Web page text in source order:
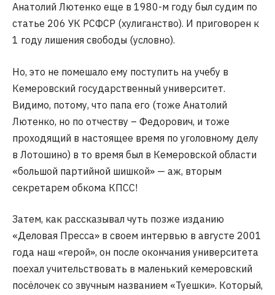
Анатолий Лютенко еще в 1980-м году был судим по
статье 206 УК РСФСР (хулиганство). И приговорен к
1 году лишения свободы (условно).
Но, это не помешало ему поступить на учебу в
Кемеровский государственный университет.
Видимо, потому, что папа его (тоже Анатолий
Лютенко, но по отчеству – Федорович, и тоже
проходящий в настоящее время по уголовному делу
в Лотошино) в то время был в Кемеровской области
«большой партийной шишкой» — аж, вторым
секретарем обкома КПСС!
Затем, как рассказывал чуть позже изданию
«Деловая Пресса» в своем интервью в августе 2001
года наш «герой», он после окончания университета
поехал учительствовать в маленький кемеровский
посёлочек со звучным названием «Туешки». Который,